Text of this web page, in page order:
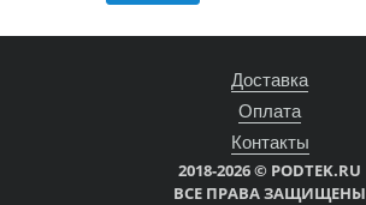
Доставка
Оплата
Контакты
2018-2026 © PODTEK.RU
ВСЕ ПРАВА ЗАЩИЩЕНЫ